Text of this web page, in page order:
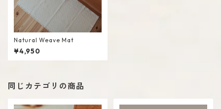
Natural Weave Mat
¥4,950
同じカテゴリの商品